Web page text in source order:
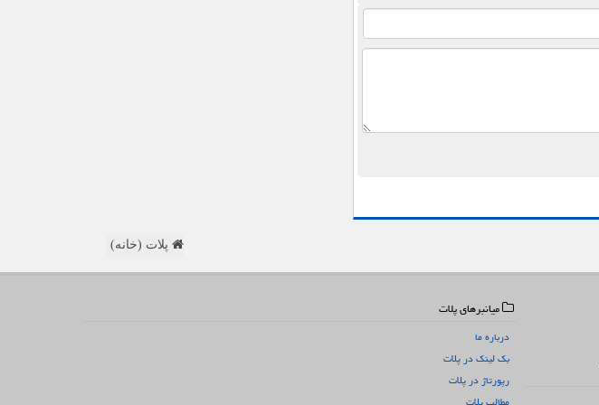
پلات (خانه)
میانبرهای پلات
درباره ما
بک لینک در پلات
رپورتاژ در پلات